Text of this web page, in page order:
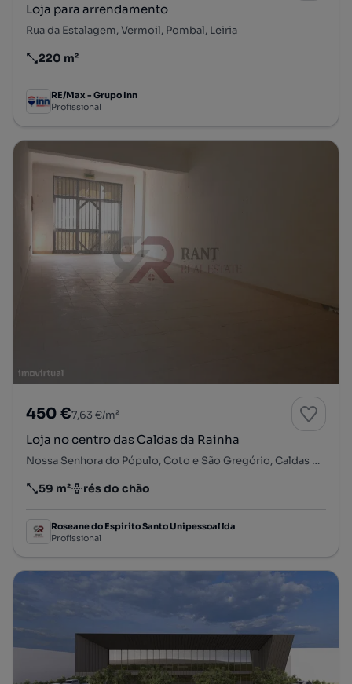
Loja para arrendamento
Rua da Estalagem, Vermoil, Pombal, Leiria
Preço por metro quadrado
220 m²
RE/Max - Grupo Inn
Profissional
450 €7,63 €/m²
Loja no centro das Caldas da Rainha
Nossa Senhora do Pópulo, Coto e São Gregório, Caldas da Rainha, Leiria
Preço por metro quadrado
59 m²
Andar rés do chão
Roseane do Espirito Santo Unipessoal lda
Profissional